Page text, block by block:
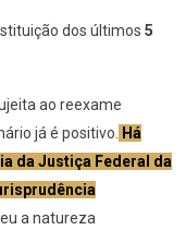
dos últimos 5
ao reexame
já é positivo. Há
da Justiça Federal da
a natureza